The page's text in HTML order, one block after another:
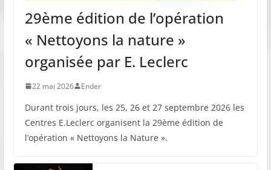
29ème édition de l’opération
« Nettoyons la nature »
organisée par E. Leclerc
22 mai 2026 Ender
Durant trois jours, les 25, 26 et 27 septembre 2026 les
Centres E.Leclerc organisent la 29ème édition de
l’opération « Nettoyons la Nature ».